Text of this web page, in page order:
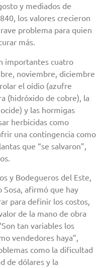
y mediados de
los valores crecieron
problema para quien
más.
importantes cuatro
noviembre, diciembre
el oídio (azufre
(hidróxido de cobre), la
y las hormigas
herbicidas como
una contingencia como
que “se salvaron”,
y Bodegueros del Este,
afirmó que hay
para definir los costos,
de la mano de obra
tan variables los
vendedores haya”,
como la dificultad
de dólares y la